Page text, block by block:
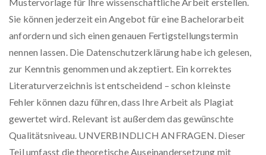
Mustervorlage für Ihre wissenschaftliche Arbeit erstellen.
Sie können jederzeit ein Angebot für eine Bachelorarbeit
anfordern und sich einen genauen Fertigstellungstermin
nennen lassen. Die Datenschutzerklärung habe ich gelesen,
zur Kenntnis genommen und akzeptiert. Ein korrektes
Literaturverzeichnis ist entscheidend – schon kleinste
Fehler können dazu führen, dass Ihre Arbeit als Plagiat
gewertet wird. Relevant ist außerdem das gewünschte
Qualitätsniveau. UNVERBINDLICH ANFRAGEN. Dieser
Teil umfasst die theoretische Auseinandersetzung mit